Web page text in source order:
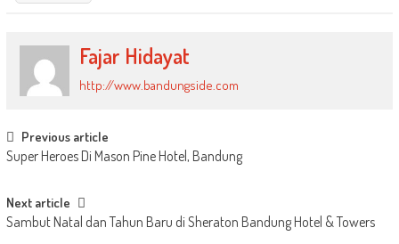
Fajar Hidayat
http://www.bandungside.com
Post
navigation
Previous article
Super Heroes Di Mason Pine Hotel, Bandung
Next article
Sambut Natal dan Tahun Baru di Sheraton Bandung Hotel & Towers